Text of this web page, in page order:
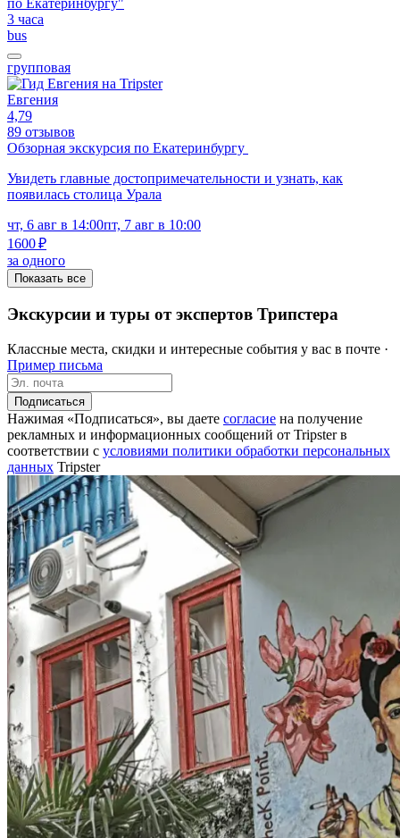
3 часа
bus
групповая
Евгения
4,79
89 отзывов
Обзорная экскурсия по Екатеринбургу
Увидеть главные достопримечательности и узнать, как
появилась столица Урала
чт, 6 авг в 14:00пт, 7 авг в 10:00
1600 ₽
за одного
Показать все
Экскурсии и туры от экспертов Трипстера
Классные места, скидки и интересные события у вас в почте ·
Пример письма
Подписаться
Нажимая «Подписаться», вы даете согласие на получение
рекламных и информационных сообщений от Tripster в
соответствии c условиями политики обработки персональных
данных Tripster